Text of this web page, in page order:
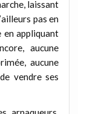
laissant
pas en
en appliquant
aucune
aucune
vendre ses